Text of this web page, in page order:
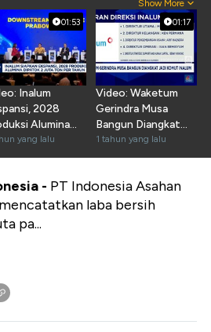
Show More
01:53
Inalum
2028
Alumina
2 Juta Ton
yang lalu
01:17
Video: Waketum
Gerindra Musa
Bangun Diangkat
Jadi Komut Inalum
1 tahun yang lalu
- PT Indonesia Asahan
laba bersih
pa...